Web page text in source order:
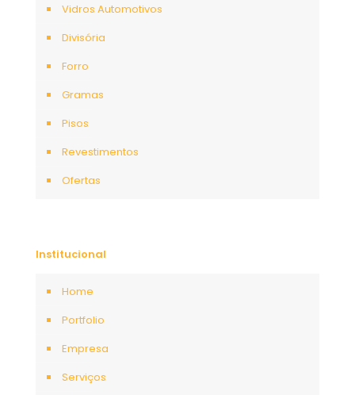
Vidros Automotivos
Divisória
Forro
Gramas
Pisos
Revestimentos
Ofertas
Institucional
Home
Portfolio
Empresa
Serviços